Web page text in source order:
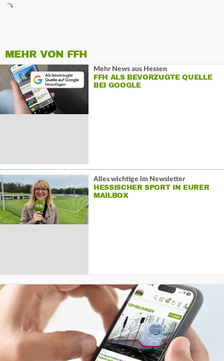
MEHR VON FFH
Mehr News aus Hessen
FFH ALS BEVORZUGTE QUELLE
BEI GOOGLE
Alles wichtige im Newsletter
HESSISCHER SPORT IN EURER
MAILBOX